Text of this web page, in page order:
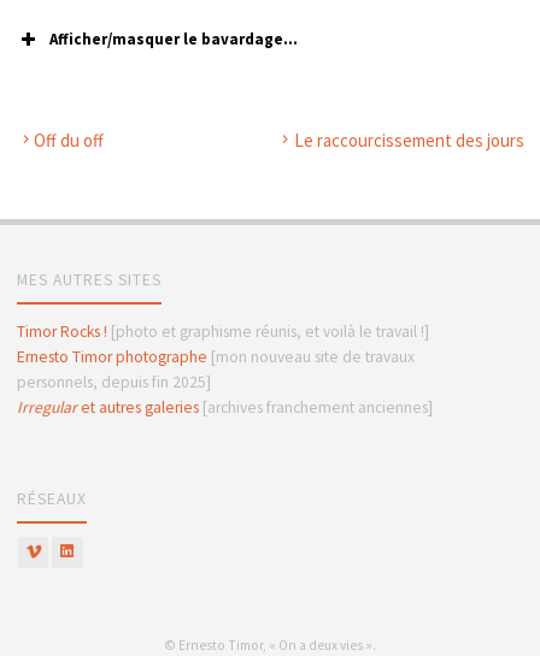
Afficher/masquer le bavardage...
Off du off Le raccourcissement des jours
MES AUTRES SITES
Timor Rocks ! [photo et graphisme réunis, et voilà le travail !]
Ernesto Timor photographe [mon nouveau site de travaux
personnels, depuis fin 2025]
Irregularet autres galeries[archives franchement anciennes]
RÉSEAUX
© Ernesto Timor, « On a deux vies ».